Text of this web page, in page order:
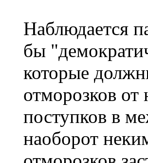
Наблюдается
бы
которые
отморозков
поступков в
наоборот